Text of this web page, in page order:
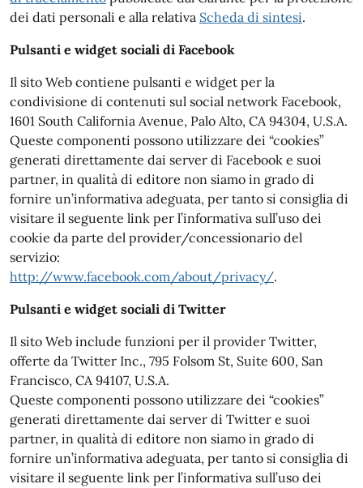
dei dati personali e alla relativa Scheda di sintesi.
Pulsanti e widget sociali di Facebook
Il sito Web contiene pulsanti e widget per la
condivisione di contenuti sul social network Facebook,
1601 South California Avenue, Palo Alto, CA 94304, U.S.A.
Queste componenti possono utilizzare dei “cookies”
generati direttamente dai server di Facebook e suoi
partner, in qualità di editore non siamo in grado di
fornire un’informativa adeguata, per tanto si consiglia di
visitare il seguente link per l’informativa sull’uso dei
cookie da parte del provider/concessionario del
servizio:
http://www.facebook.com/about/privacy/.
Pulsanti e widget sociali di Twitter
Il sito Web include funzioni per il provider Twitter,
offerte da Twitter Inc., 795 Folsom St, Suite 600, San
Francisco, CA 94107, U.S.A.
Queste componenti possono utilizzare dei “cookies”
generati direttamente dai server di Twitter e suoi
partner, in qualità di editore non siamo in grado di
fornire un’informativa adeguata, per tanto si consiglia di
visitare il seguente link per l’informativa sull’uso dei